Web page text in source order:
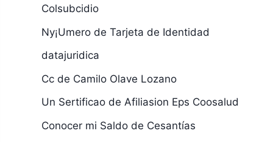
Colsubcidio
Ny¡Umero de Tarjeta de Identidad
datajuridica
Cc de Camilo Olave Lozano
Un Sertificao de Afiliasion Eps Coosalud
Conocer mi Saldo de Cesantías